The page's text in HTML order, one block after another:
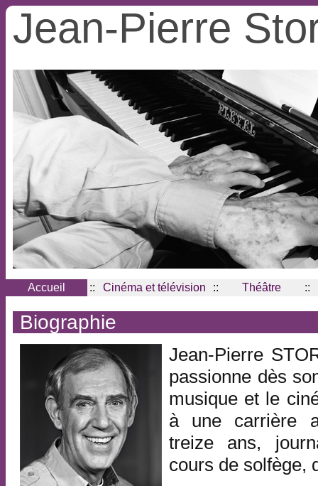
Jean-Pierre
Accueil :: Cinéma et télévision :: Théâtre ::
Biographie
Jean-Pierre
passionne dès
musique et le
à une carrière
treize ans,
cours de solfège,